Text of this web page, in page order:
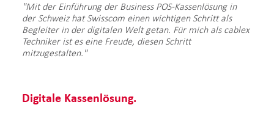
"Mit der Einführung der Business POS-Kassenlösung in
der Schweiz hat Swisscom einen wichtigen Schritt als
Begleiter in der digitalen Welt getan. Für mich als cablex
Techniker ist es eine Freude, diesen Schritt
mitzugestalten."
Digitale Kassenlösung.